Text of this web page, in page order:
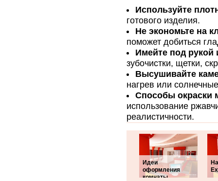
Используйте
готового изделия.
Не экономьте на
поможет добиться
Имейте под рукой
зубочистки, щетки,
Высушивайте
нагрев или
Способы окраски
использование
реалистичности.
Идеи
оформления
комнаты